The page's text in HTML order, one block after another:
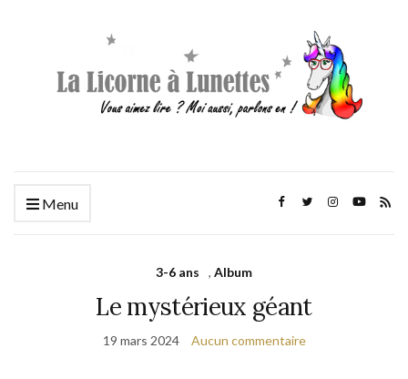
Menu
3-6 ans , Album
Le mystérieux géant
19 mars 2024 Aucun commentaire